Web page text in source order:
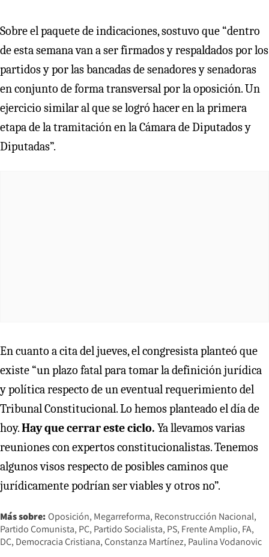
Sobre el paquete de indicaciones, sostuvo que “dentro
de esta semana van a ser firmados y respaldados por los
partidos y por las bancadas de senadores y senadoras
en conjunto de forma transversal por la oposición. Un
ejercicio similar al que se logró hacer en la primera
etapa de la tramitación en la Cámara de Diputados y
Diputadas”.
En cuanto a cita del jueves, el congresista planteó que
existe “un plazo fatal para tomar la definición jurídica
y política respecto de un eventual requerimiento del
Tribunal Constitucional. Lo hemos planteado el día de
hoy.Hay que cerrar este ciclo. Ya llevamos varias
reuniones con expertos constitucionalistas. Tenemos
algunos visos respecto de posibles caminos que
jurídicamente podrían ser viables y otros no”.
Más sobre: Oposición Megarreforma Reconstrucción Nacional
Partido Comunista PC Partido Socialista PS Frente Amplio FA
DC Democracia Cristiana Constanza Martínez Paulina Vodanovic